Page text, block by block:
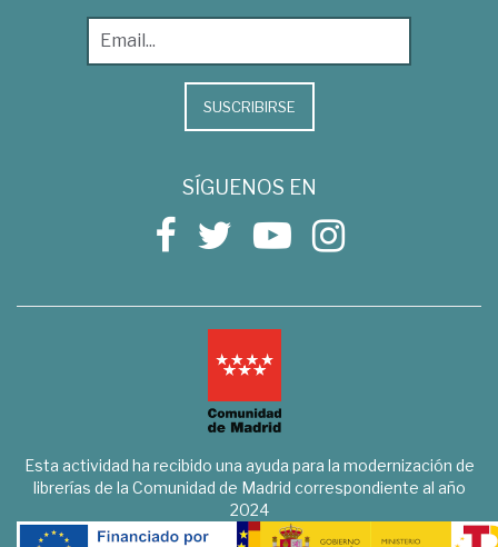
SUSCRIBIRSE
SÍGUENOS EN
Esta actividad ha recibido una ayuda para la modernización de
librerías de la Comunidad de Madrid correspondiente al año
2024